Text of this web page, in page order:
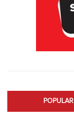
POPULAR